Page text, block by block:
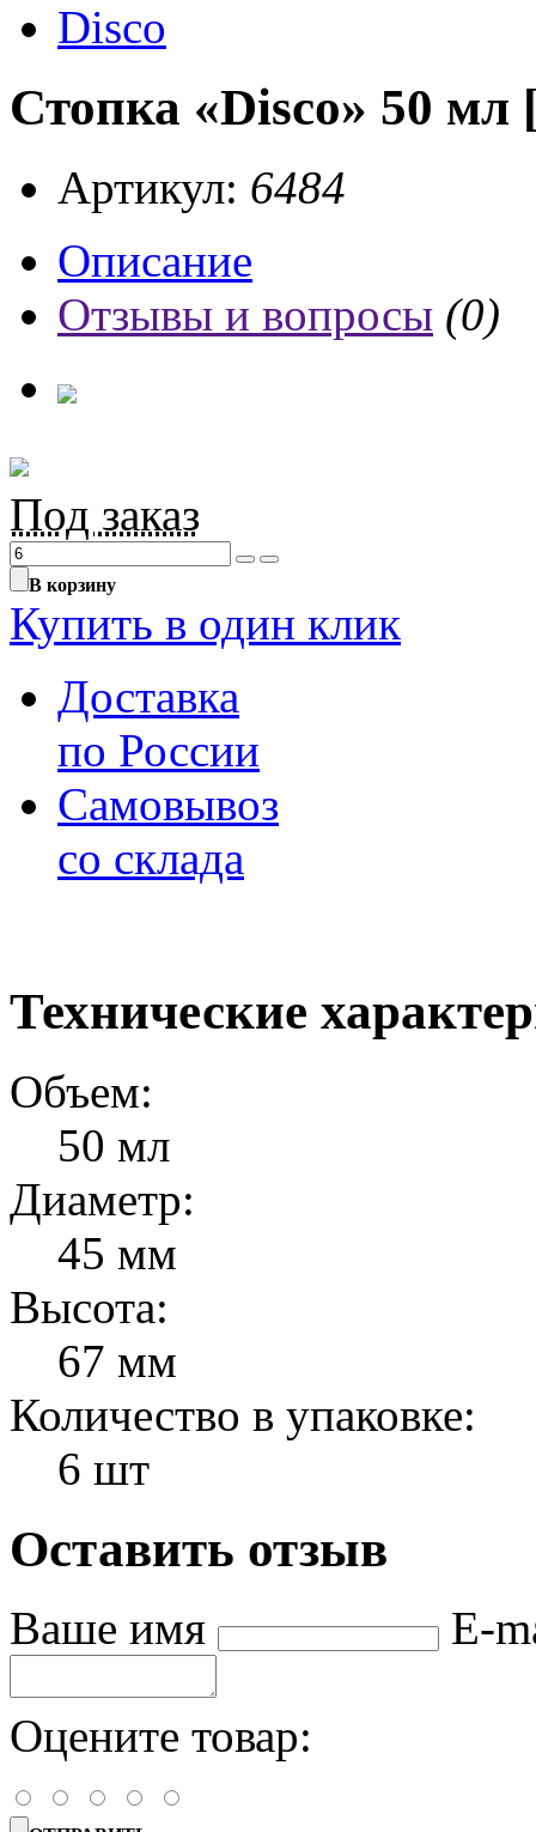
Disco
Стопка «Disco» 50 мл
Артикул: 6484
Описание
Отзывы и вопросы (0)
Под заказ
В корзину
Купить в один клик
Доставка
по России
Самовывоз
со склада
Технические
Объем:
50 мл
Диаметр:
45 мм
Высота:
67 мм
Количество в упаковке:
6 шт
Оставить отзыв
Ваше имя E-
Оцените товар: